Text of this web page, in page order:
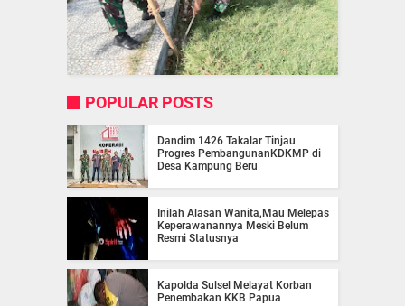
POPULAR POSTS
Dandim 1426 Takalar Tinjau
Progres PembangunanKDKMP di
Desa Kampung Beru
Inilah Alasan Wanita,Mau Melepas
Keperawanannya Meski Belum
Resmi Statusnya
Kapolda Sulsel Melayat Korban
Penembakan KKB Papua